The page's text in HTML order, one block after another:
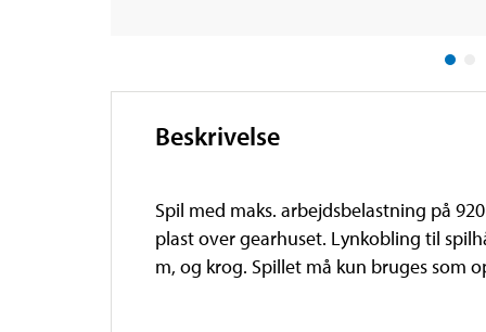
Beskrivelse
Spil med maks. arbejdsbelastning på
plast over gearhuset. Lynkobling til
m, og krog. Spillet må kun bruges som